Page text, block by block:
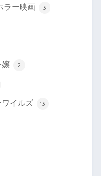
ラー映画 3
嬢 2
ワイルズ 13